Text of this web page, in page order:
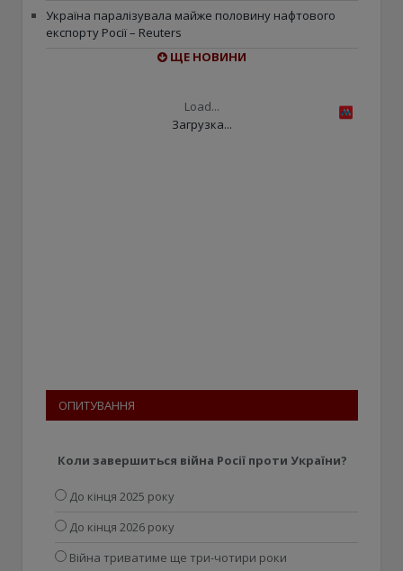
Україна паралізувала майже половину нафтового
експорту Росії – Reuters
ЩЕ НОВИНИ
Load...
Загрузка...
ОПИТУВАННЯ
Коли завершиться війна Росії проти України?
До кінця 2025 року
До кінця 2026 року
Війна триватиме ще три-чотири роки